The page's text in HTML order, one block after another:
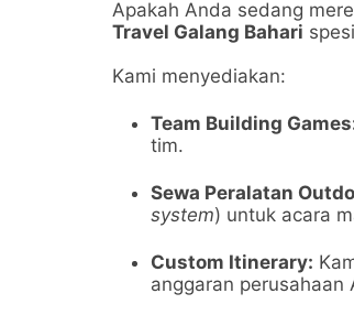
Apakah Anda sedang
Travel Galang Bahari
Kami menyediakan:
Team Building
tim.
Sewa Peralatan
system) untuk acara
Custom Itinerary:
anggaran perusahaan